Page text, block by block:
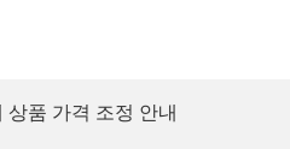
품 가격 조정 안내